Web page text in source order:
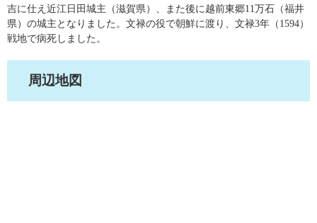
吉に仕え近江日田城主（滋賀県）、また後に越前東郷11万石（福井
県）の城主となりました。文禄の役で朝鮮に渡り、文禄3年（1594）
戦地で病死しました。
周辺地図